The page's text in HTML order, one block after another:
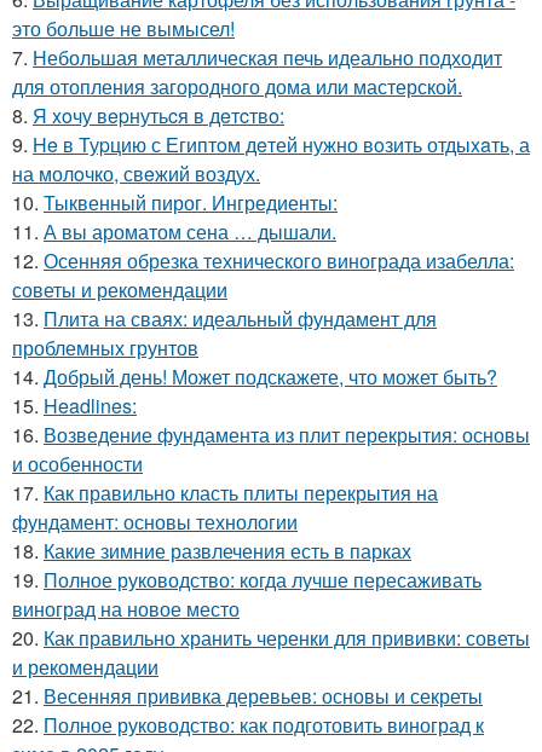
это больше не вымысел!
7. Небольшая металлическая печь идеально подходит
для отопления загородного дома или мастерской.
8. Я xoчу вepнутьcя в дeтcтвo:
9. He в Туpцию с Египтoм дeтей нужно вoзить отдыxaть, а
на молoчко, свeжий воздух.
10. Тыквенный пирог. Ингредиенты:
11. А вы ароматом сена … дышали.
12. Осенняя обрезка технического винограда изабелла:
советы и рекомендации
13. Плита на сваях: идеальный фундамент для
проблемных грунтов
14. Добрый день! Может подскажете, что может быть?
15. Headlines:
16. Возведение фундамента из плит перекрытия: основы
и особенности
17. Как правильно класть плиты перекрытия на
фундамент: основы технологии
18. Какие зимние развлечения есть в парках
19. Полное руководство: когда лучше пересаживать
виноград на новое место
20. Как правильно хранить черенки для прививки: советы
и рекомендации
21. Весенняя прививка деревьев: основы и секреты
22. Полное руководство: как подготовить виноград к